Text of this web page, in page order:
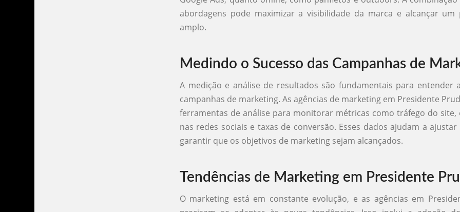
abordagens pode maximizar a visibilidade da marca e alcançar um
amplo.
Medindo o Sucesso das Campanhas de
A medição e análise de resultados são fundamentais para entender
campanhas de marketing. As agências de marketing em Presidente
ferramentas de análise para monitorar métricas como tráfego do site,
nas redes sociais e taxas de conversão. Esses dados ajudam a
garantir que os objetivos de marketing sejam alcançados.
Tendências de Marketing em Presidente
O marketing está em constante evolução, e as agências em